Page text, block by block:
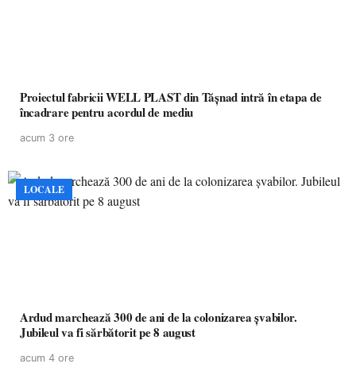
Proiectul fabricii WELL PLAST din Tășnad intră în etapa de
încadrare pentru acordul de mediu
acum 3 ore
LOCALE
Ardud marchează 300 de ani de la colonizarea șvabilor.
Jubileul va fi sărbătorit pe 8 august
acum 4 ore